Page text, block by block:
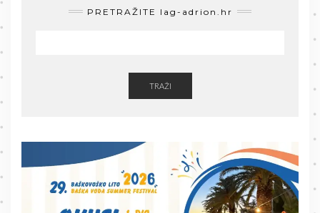
PRETRAŽITE lag-adrion.hr
TRAŽI